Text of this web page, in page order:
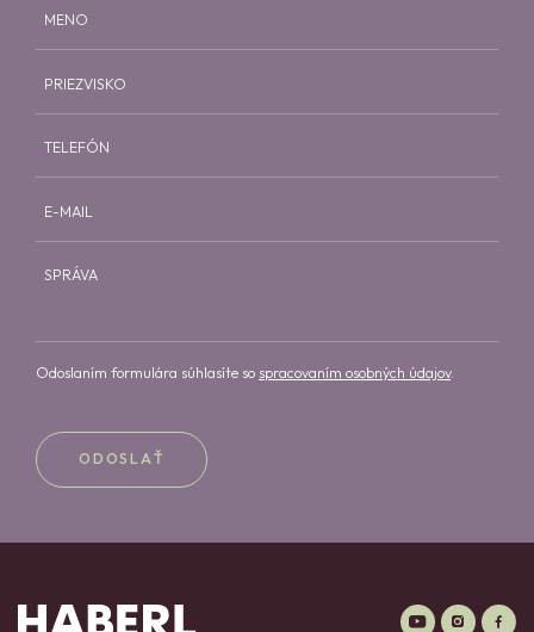
MENO
PRIEZVISKO
TELEFÓN
E-MAIL
SPRÁVA
Odoslaním formulára súhlasíte so spracovaním osobných údajov.
ODOSLAŤ